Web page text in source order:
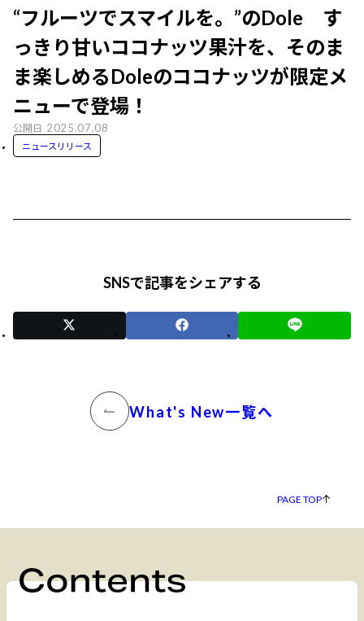
“フルーツでスマイルを。”のDole す
っきり甘いココナッツ果汁を、そのま
ま楽しめるDoleのココナッツが限定メ
ニューで登場！
公開日 2025.07.08
ニュースリリース
SNSで記事をシェアする
What's New一覧へ
PAGE TOP